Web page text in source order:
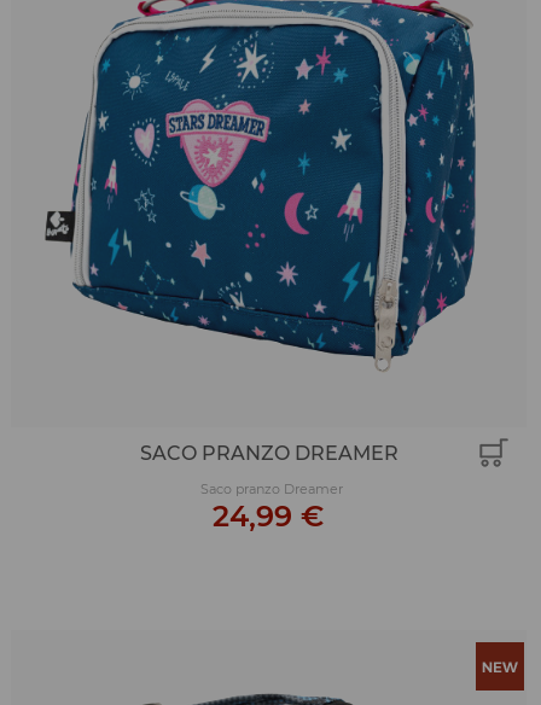
SACO PRANZO DREAMER
Saco pranzo Dreamer
24,99 €